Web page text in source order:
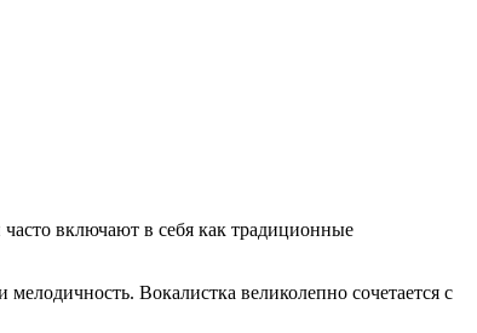
включают в себя как традиционные
Вокалистка великолепно сочетается с